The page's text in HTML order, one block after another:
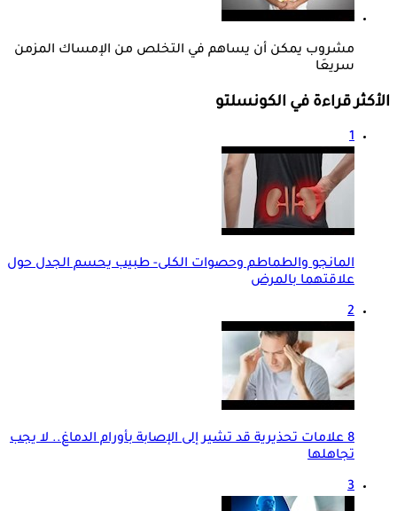
مشروب يمكن أن يساهم في التخلص من الإمساك المزمن
سريعَا
الأكثر قراءة في الكونسلتو
1
المانجو والطماطم وحصوات الكلى- طبيب يحسم الجدل حول
علاقتهما بالمرض
2
8 علامات تحذيرية قد تشير إلى الإصابة بأورام الدماغ.. لا يجب
تجاهلها
3